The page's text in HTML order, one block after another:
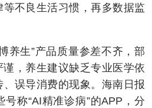
不良生活习惯，再多数据监
生”产品质量参差不齐，部
，养生建议缺乏专业医学依
误导消费的现象。海南日报
称“AI精准诊病”的APP，分